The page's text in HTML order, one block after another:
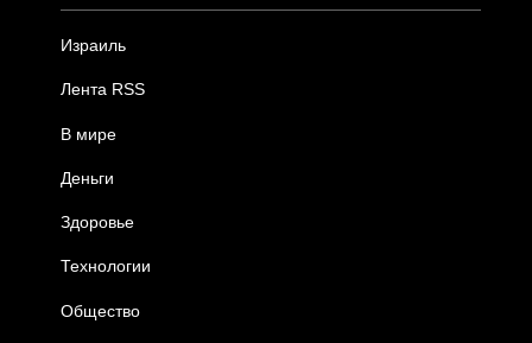
Израиль
Лента RSS
В мире
Деньги
Здоровье
Технологии
Общество